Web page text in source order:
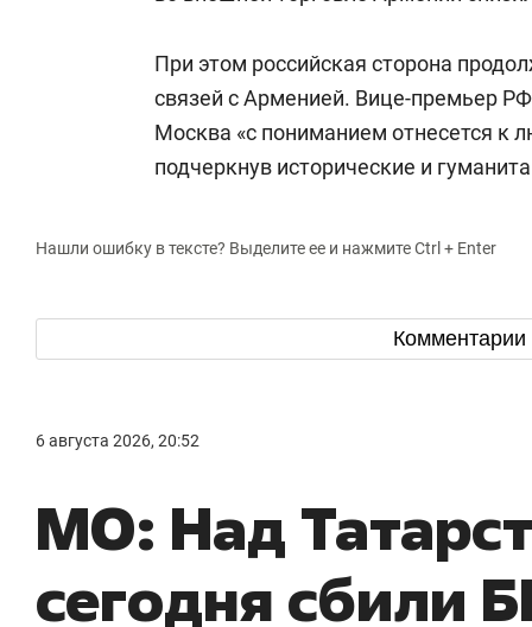
При этом российская сторона
связей с Арменией. Вице-премьер
Москва «с пониманием отнесется к
подчеркнув исторические и
Нашли ошибку в тексте? Выделите ее и нажмите Ctrl + Enter
Комментарии
6 августа 2026, 20:52
МО: Над
сегодня сбили